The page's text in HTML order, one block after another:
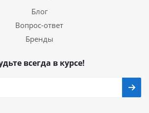
Блог
Вопрос-ответ
Бренды
всегда в курсе!